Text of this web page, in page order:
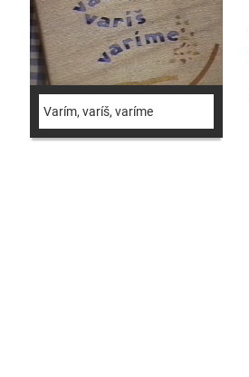
Varím, varíš, varíme